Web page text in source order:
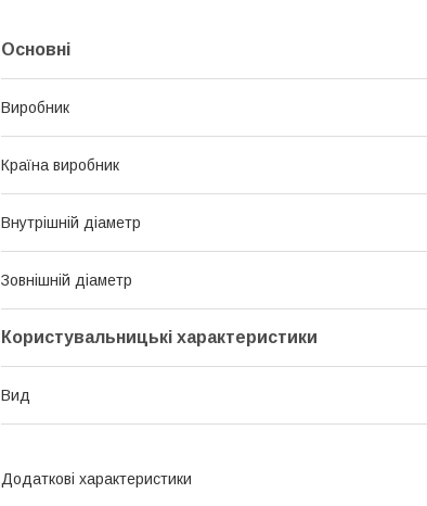
Основні
Виробник
Країна виробник
Внутрішній діаметр
Зовнішній діаметр
Користувальницькі характеристики
Вид
Додаткові характеристики